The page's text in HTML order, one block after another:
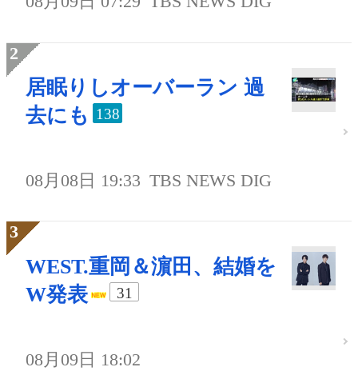
居眠りしオーバーラン 過
去にも
138
08月08日 19:33 TBS NEWS DIG
WEST.重岡＆濵田、結婚を
W発表
31
08月09日 18:02